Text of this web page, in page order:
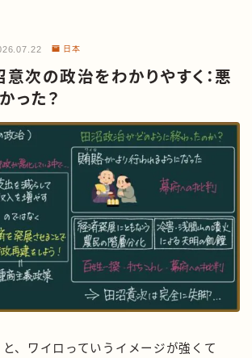
日本
意次の政治をわかりやすく：悪
った？
、ワイロっていうイメージが強くて